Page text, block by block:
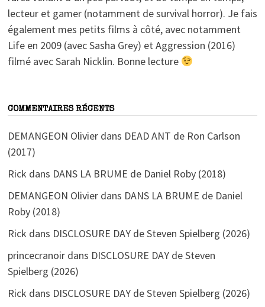
lecteur et gamer (notamment de survival horror). Je fais
également mes petits films à côté, avec notamment
Life en 2009 (avec Sasha Grey) et Aggression (2016)
filmé avec Sarah Nicklin. Bonne lecture
COMMENTAIRES RÉCENTS
DEMANGEON Olivierdans DEAD ANT de Ron Carlson
(2017)
Rick dans DANS LA BRUME de Daniel Roby (2018)
DEMANGEON Olivierdans DANS LA BRUME de Daniel
Roby (2018)
Rick dans DISCLOSURE DAY de Steven Spielberg (2026)
princecranoirdans DISCLOSURE DAY de Steven
Spielberg (2026)
Rick dans DISCLOSURE DAY de Steven Spielberg (2026)